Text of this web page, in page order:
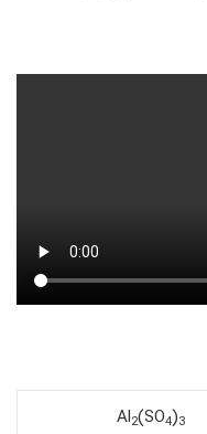
Al2(SO4)3